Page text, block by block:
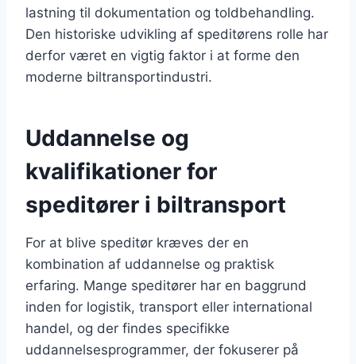
lastning til dokumentation og toldbehandling.
Den historiske udvikling af speditørens rolle har
derfor været en vigtig faktor i at forme den
moderne biltransportindustri.
Uddannelse og
kvalifikationer for
speditører i biltransport
For at blive speditør kræves der en
kombination af uddannelse og praktisk
erfaring. Mange speditører har en baggrund
inden for logistik, transport eller international
handel, og der findes specifikke
uddannelsesprogrammer, der fokuserer på